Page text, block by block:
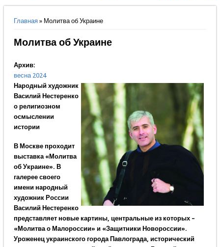
Вы здесь
Главная» Молитва об Украине
Молитва об Украине
Архив:
весна 2024
Народный художник
Василий Нестеренко
о религиозном
осмыслении
истории
В Москве проходит
выставка «Молитва
об Украине». В
галерее своего
имени народный
художник России
Василий Нестеренко
представляет новые картины, центральные из которых –
«Молитва о Малороссии» и «Защитники Новороссии».
Уроженец украинского города Павлограда, исторический